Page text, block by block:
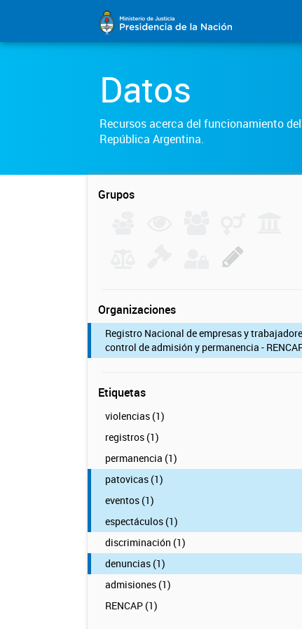
Datos
Recursos acerca del funcionamiento
República Argentina.
Grupos
Organizaciones
Registro Nacional de empresas y
control de admisión y permanencia -
Etiquetas
violencias (1)
registros (1)
permanencia (1)
patovicas (1)
eventos (1)
espectáculos (1)
discriminación (1)
denuncias (1)
admisiones (1)
RENCAP (1)